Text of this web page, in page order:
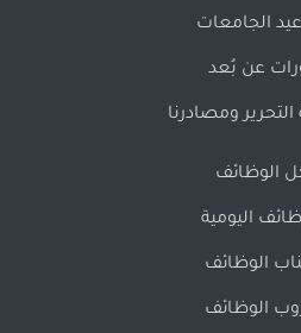
الجامعات
عن بُعد
ومصادرنا
الوظائف
اليومية
الوظائف
الوظائف